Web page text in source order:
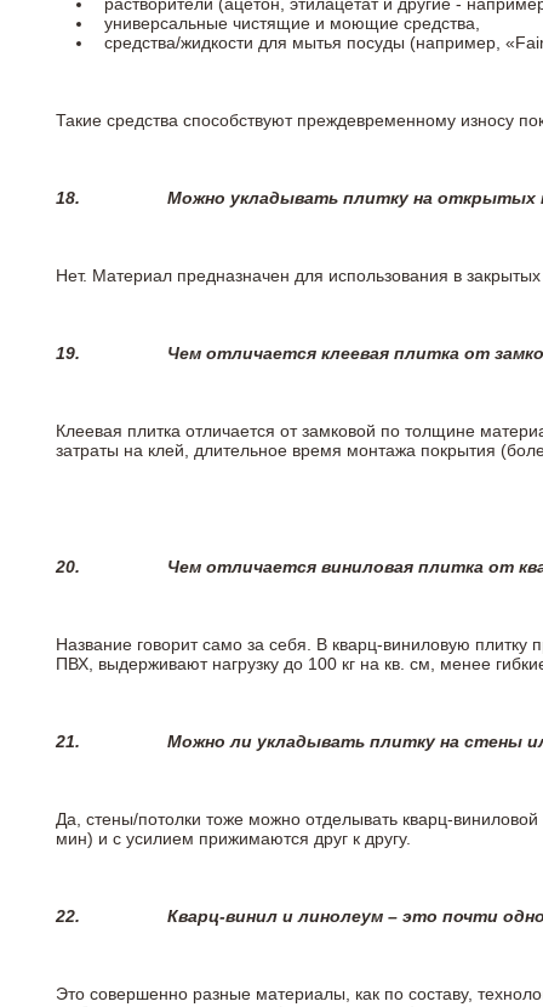
растворители (ацетон, этилацетат и другие -
универсальные чистящие и моющие средства,
средства/жидкости для мытья посуды (например,
Такие средства способствуют преждевременному износу
18. Можно укладывать плитку на открытых
Нет. Материал предназначен для использования в
19. Чем отличается клеевая плитка от
Клеевая плитка отличается от замковой по толщине
затраты на клей, длительное время монтажа покрытия
20. Чем отличается виниловая плитка от
Название говорит само за себя. В кварц-виниловую
ПВХ, выдерживают нагрузку до 100 кг на кв. см, менее
21. Можно ли укладывать плитку на стены
Да, стены/потолки тоже можно отделывать кварц-
мин) и с усилием прижимаются друг к другу.
22. Кварц-винил и линолеум – это почти
Это совершенно разные материалы, как по составу,